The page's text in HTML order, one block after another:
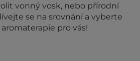
vonný vosk, nebo přírodní
se na srovnání a vyberte
pro vás!